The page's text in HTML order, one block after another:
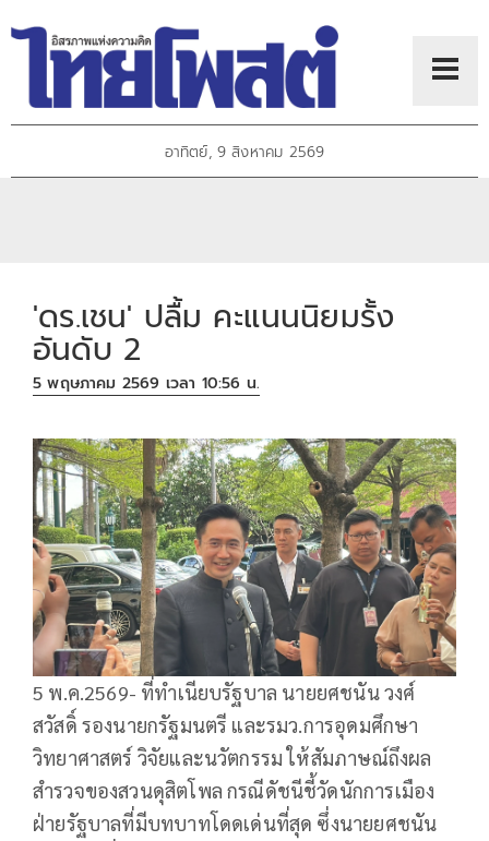
อาทิตย์, 9 สิงหาคม 2569
'ดร.เชน' ปลื้ม คะแนนนิยมรั้ง
อันดับ 2
5 พฤษภาคม 2569 เวลา 10:56 น.
5 พ.ค.2569- ที่ทำเนียบรัฐบาล นายยศชนัน วงศ์
สวัสดิ์ รองนายกรัฐมนตรี และรมว.การอุดมศึกษา
วิทยาศาสตร์ วิจัยและนวัตกรรม ให้สัมภาษณ์ถึงผล
สำรวจของสวนดุสิตโพล กรณีดัชนีชี้วัดนักการเมือง
ฝ่ายรัฐบาลที่มีบทบาทโดดเด่นที่สุด ซึ่งนายยศชนัน